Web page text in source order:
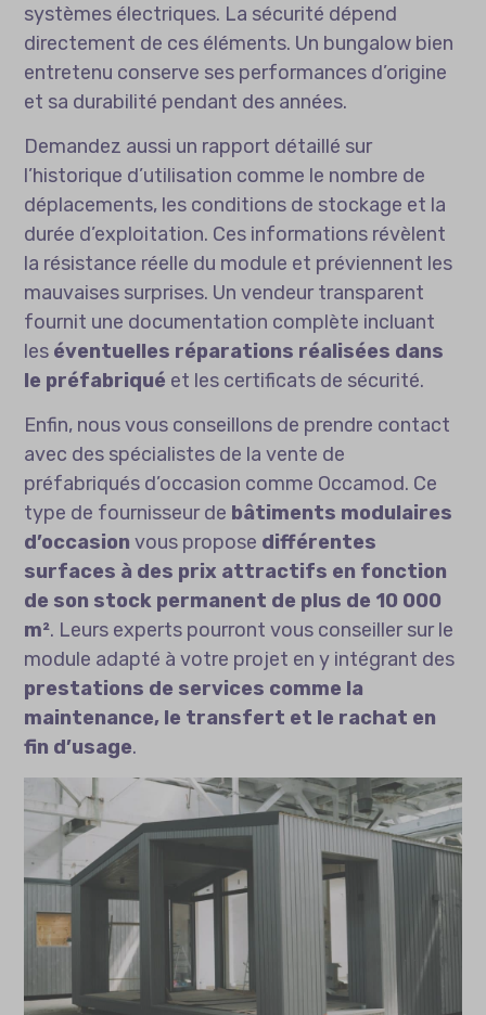
systèmes électriques. La sécurité dépend
directement de ces éléments. Un bungalow bien
entretenu conserve ses performances d’origine
et sa durabilité pendant des années.
Demandez aussi un rapport détaillé sur
l’historique d’utilisation comme le nombre de
déplacements, les conditions de stockage et la
durée d’exploitation. Ces informations révèlent
la résistance réelle du module et préviennent les
mauvaises surprises. Un vendeur transparent
fournit une documentation complète incluant
les éventuelles réparations réalisées dans
le préfabriqué et les certificats de sécurité.
Enfin, nous vous conseillons de prendre contact
avec des spécialistes de la vente de
préfabriqués d’occasion comme Occamod. Ce
type de fournisseur de bâtiments modulaires
d’occasionvous propose différentes
surfaces à des prix attractifs en fonction
de son stock permanent de plus de 10 000
m². Leurs experts pourront vous conseiller sur le
module adapté à votre projet en y intégrant des
prestations de services comme la
maintenance, le transfert et le rachat en
fin d’usage.